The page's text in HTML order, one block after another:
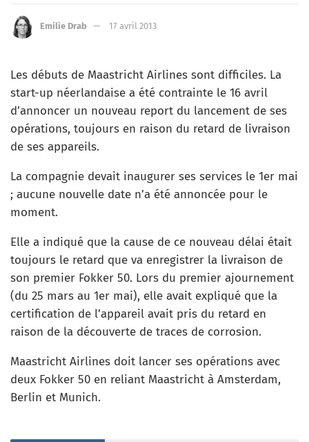
Emilie Drab 17 avril 2013
Les débuts de Maastricht Airlines sont difficiles. La
start-up néerlandaise a été contrainte le 16 avril
d’annoncer un nouveau report du lancement de ses
opérations, toujours en raison du retard de livraison
de ses appareils.
La compagnie devait inaugurer ses services le 1er mai
; aucune nouvelle date n’a été annoncée pour le
moment.
Elle a indiqué que la cause de ce nouveau délai était
toujours le retard que va enregistrer la livraison de
son premier Fokker 50. Lors du premier ajournement
(du 25 mars au 1er mai), elle avait expliqué que la
certification de l’appareil avait pris du retard en
raison de la découverte de traces de corrosion.
Maastricht Airlines doit lancer ses opérations avec
deux Fokker 50 en reliant Maastricht à Amsterdam,
Berlin et Munich.